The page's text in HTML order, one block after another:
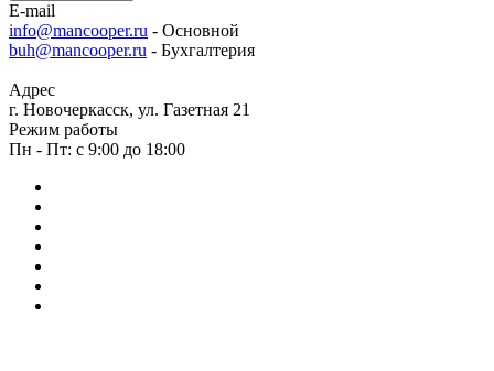
E-mail
info@mancooper.ru - Основной
buh@mancooper.ru - Бухгалтерия
Адрес
г. Новочеркасск, ул. Газетная 21
Режим работы
Пн - Пт: с 9:00 до 18:00